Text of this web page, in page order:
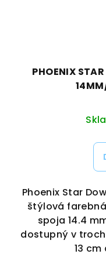
PHOENIX
Phoenix Star
štýlová
spoja 14.4
dostupný v troch
13 cm